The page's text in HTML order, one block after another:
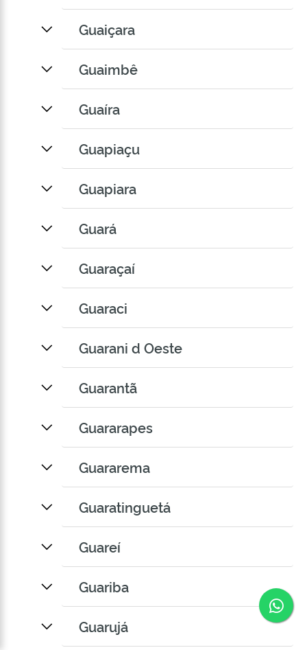
Guaiçara
Guaimbê
Guaíra
Guapiaçu
Guapiara
Guará
Guaraçaí
Guaraci
Guarani d Oeste
Guarantã
Guararapes
Guararema
Guaratinguetá
Guareí
Guariba
Guarujá